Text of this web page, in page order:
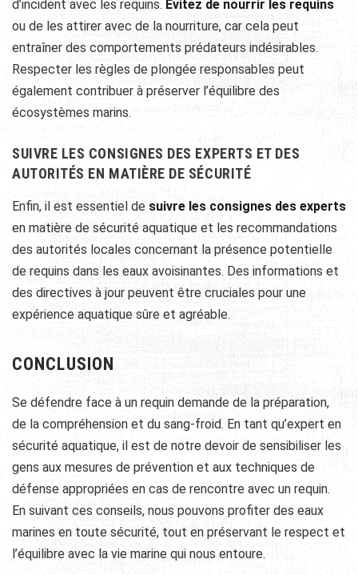
d’incident avec les requins. Évitez de nourrir les requins
ou de les attirer avec de la nourriture, car cela peut
entraîner des comportements prédateurs indésirables.
Respecter les règles de plongée responsables peut
également contribuer à préserver l’équilibre des
écosystèmes marins.
SUIVRE LES CONSIGNES DES EXPERTS ET DES
AUTORITÉS EN MATIÈRE DE SÉCURITÉ
Enfin, il est essentiel de suivre les consignes des experts
en matière de sécurité aquatique et les recommandations
des autorités locales concernant la présence potentielle
de requins dans les eaux avoisinantes. Des informations et
des directives à jour peuvent être cruciales pour une
expérience aquatique sûre et agréable.
CONCLUSION
Se défendre face à un requin demande de la préparation,
de la compréhension et du sang-froid. En tant qu’expert en
sécurité aquatique, il est de notre devoir de sensibiliser les
gens aux mesures de prévention et aux techniques de
défense appropriées en cas de rencontre avec un requin.
En suivant ces conseils, nous pouvons profiter des eaux
marines en toute sécurité, tout en préservant le respect et
l’équilibre avec la vie marine qui nous entoure.